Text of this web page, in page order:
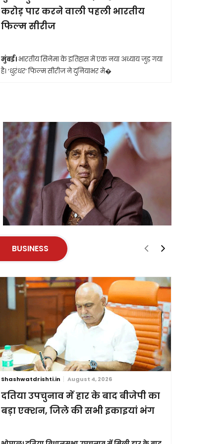
करोड़ पार करने वाली पहली भारतीय
फिल्म सीरीज
मुंबई। भारतीय सिनेमा के इतिहास में एक नया अध्याय जुड़ गया
है। ‘धुरंधर’ फिल्म सीरीज ने दुनियाभर मे�
BUSINESS
Shashwatdrishti.in August 4, 2026
दतिया उपचुनाव में हार के बाद बीजेपी का
बड़ा एक्शन, जिले की सभी इकाइयां भंग